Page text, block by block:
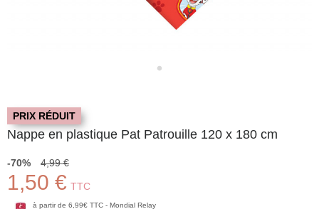
PRIX RÉDUIT
Nappe en plastique Pat Patrouille 120 x 180 cm
-70% 4,99 €
1,50 € TTC
à partir de 6,99€ TTC - Mondial Relay